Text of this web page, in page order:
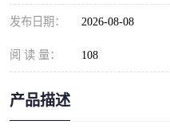
发布日期： 2026-08-08
阅 读 量： 108
产品描述